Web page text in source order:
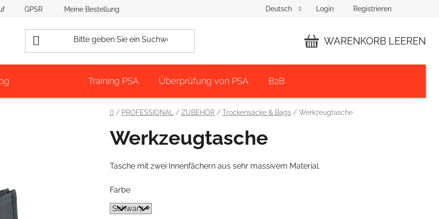
GPSR Meine Bestellung Deutsch Login Registrieren
WARENKORB LEEREN
Training PSA Überprüfung von PSA B2B
Startseite
/ PROFESSIONAL / ZUBEHÖR / Trockensäcke & Bags / Werkzeugtasche
Werkzeugtasche
Tasche mit zwei Innenfächern aus sehr massivem Material.
Farbe